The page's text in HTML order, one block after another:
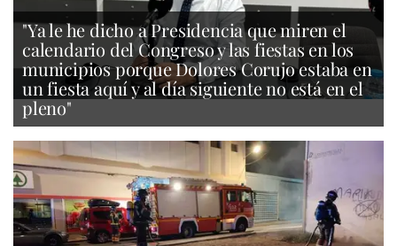
"Ya le he dicho a Presidencia que miren el
calendario del Congreso y las fiestas en los
municipios porque Dolores Corujo estaba en
un fiesta aquí y al día siguiente no está en el
pleno"